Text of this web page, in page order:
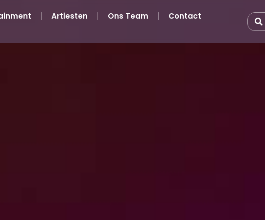
Artiesten Ons Team Contact